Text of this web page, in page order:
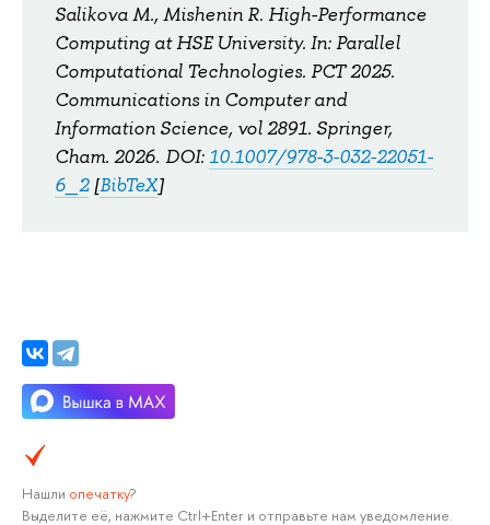
Salikova M., Mishenin R. High-Performance
Computing at HSE University. In: Parallel
Computational Technologies. PCT 2025.
Communications in Computer and
Information Science, vol 2891. Springer,
Cham. 2026. DOI:10.1007/978-3-032-22051-
6_2 [BibTeX]
Нашли опечатку?
Выделите её, нажмите Ctrl+Enter и отправьте нам уведомление.